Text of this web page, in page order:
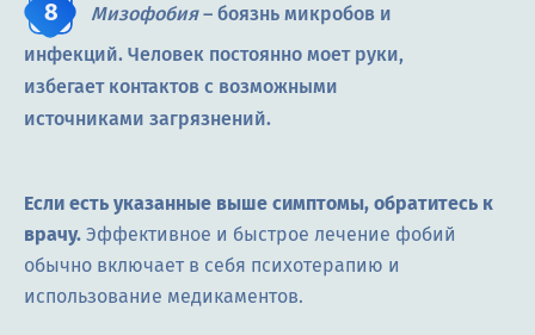
Мизофобия– боязнь микробов и
инфекций. Человек постоянно моет руки,
избегает контактов с возможными
источниками загрязнений.
Если есть указанные выше симптомы, обратитесь к
врачу. Эффективное и быстрое лечение фобий
обычно включает в себя психотерапию и
использование медикаментов.